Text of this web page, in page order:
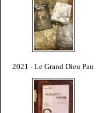
2021 - Le Grand Dieu Pan